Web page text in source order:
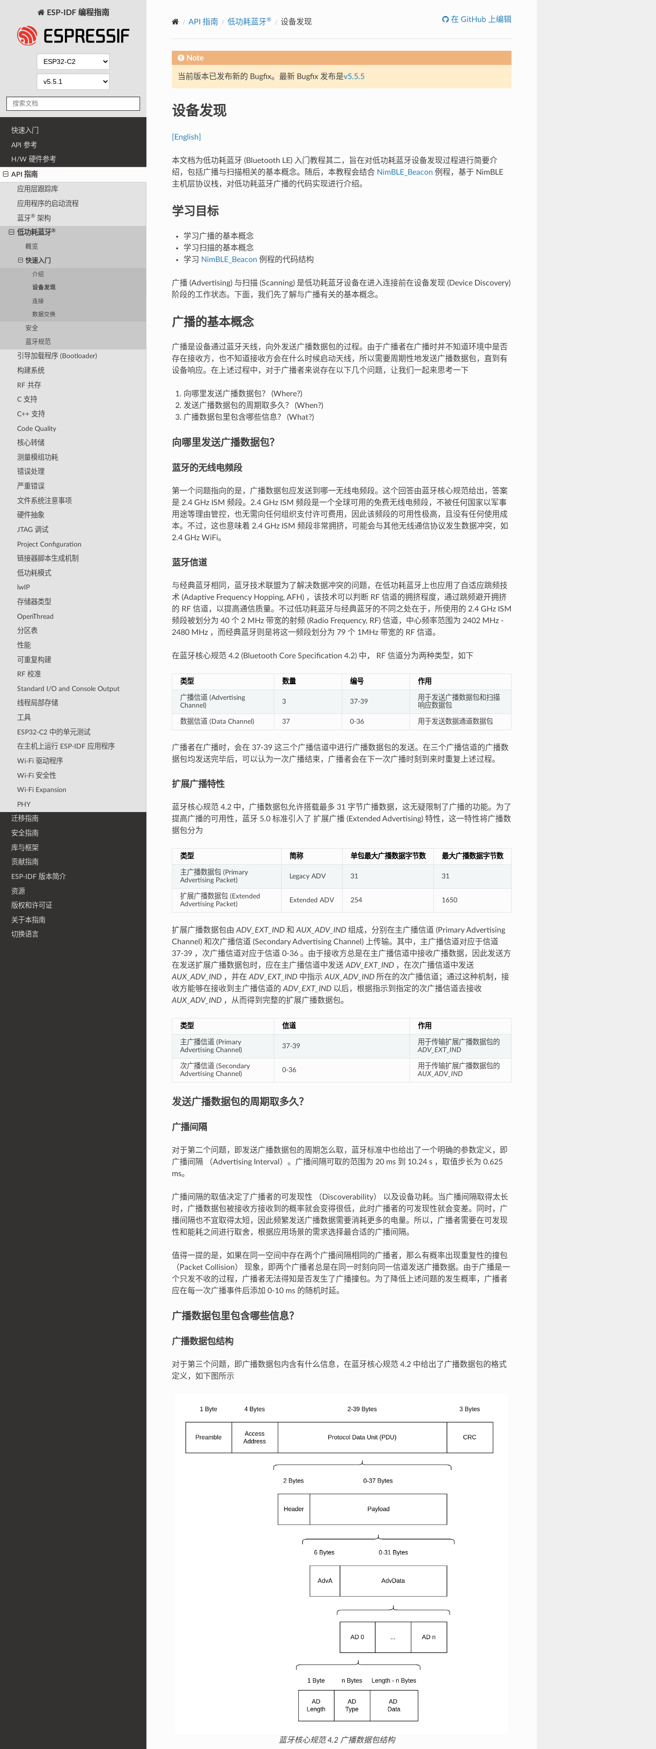
ESP-IDF 编程指南
快速入门
API 参考
H/W 硬件参考
API 指南
应用层跟踪库
应用程序的启动流程
蓝牙®架构
低功耗蓝牙®
概览
快速入门
介绍
设备发现
连接
数据交换
安全
蓝牙规范
引导加载程序 (Bootloader)
构建系统
RF 共存
C 支持
C++ 支持
Code Quality
核心转储
测量模组功耗
错误处理
严重错误
文件系统注意事项
硬件抽象
JTAG 调试
Project Configuration
链接器脚本生成机制
低功耗模式
lwIP
存储器类型
OpenThread
分区表
性能
可重复构建
RF 校准
Standard I/O and Console Output
线程局部存储
工具
ESP32-C2 中的单元测试
在主机上运行 ESP-IDF 应用程序
Wi-Fi 驱动程序
Wi-Fi 安全性
Wi-Fi Expansion
PHY
迁移指南
安全指南
库与框架
贡献指南
ESP-IDF 版本简介
资源
版权和许可证
关于本指南
切换语言
API 指南 低功耗蓝牙® 设备发现 在 GitHub 上编辑
Note
当前版本已发布新的 Bugfix。最新 Bugfix 发布是v5.5.5
设备发现
[English]
本文档为低功耗蓝牙 (Bluetooth LE) 入门教程其二，旨在对低功耗蓝牙设备发现过程进行简要介
绍，包括广播与扫描相关的基本概念。随后，本教程会结合 NimBLE_Beacon 例程，基于 NimBLE
主机层协议栈，对低功耗蓝牙广播的代码实现进行介绍。
学习目标
学习广播的基本概念
学习扫描的基本概念
学习 NimBLE_Beacon 例程的代码结构
广播 (Advertising) 与扫描 (Scanning) 是低功耗蓝牙设备在进入连接前在设备发现 (Device Discovery)
阶段的工作状态。下面，我们先了解与广播有关的基本概念。
广播的基本概念
广播是设备通过蓝牙天线，向外发送广播数据包的过程。由于广播者在广播时并不知道环境中是否
存在接收方，也不知道接收方会在什么时候启动天线，所以需要周期性地发送广播数据包，直到有
设备响应。在上述过程中，对于广播者来说存在以下几个问题，让我们一起来思考一下
向哪里发送广播数据包？ (Where?)
发送广播数据包的周期取多久？ (When?)
广播数据包里包含哪些信息？ (What?)
向哪里发送广播数据包？
蓝牙的无线电频段
第一个问题指向的是，广播数据包应发送到哪一无线电频段。这个回答由蓝牙核心规范给出，答案
是 2.4 GHz ISM 频段。2.4 GHz ISM 频段是一个全球可用的免费无线电频段，不被任何国家以军事
用途等理由管控，也无需向任何组织支付许可费用，因此该频段的可用性极高，且没有任何使用成
本。不过，这也意味着 2.4 GHz ISM 频段非常拥挤，可能会与其他无线通信协议发生数据冲突，如
2.4 GHz WiFi。
蓝牙信道
与经典蓝牙相同，蓝牙技术联盟为了解决数据冲突的问题，在低功耗蓝牙上也应用了自适应跳频技
术 (Adaptive Frequency Hopping, AFH) ，该技术可以判断 RF 信道的拥挤程度，通过跳频避开拥挤
的 RF 信道，以提高通信质量。不过低功耗蓝牙与经典蓝牙的不同之处在于，所使用的 2.4 GHz ISM
频段被划分为 40 个 2 MHz 带宽的射频 (Radio Frequency, RF) 信道，中心频率范围为 2402 MHz -
2480 MHz ，而经典蓝牙则是将这一频段划分为 79 个 1MHz 带宽的 RF 信道。
在蓝牙核心规范 4.2 (Bluetooth Core Specification 4.2) 中， RF 信道分为两种类型，如下
类型 数量 编号 作用
广播信道 (Advertising
Channel)
3 37-39
用于发送广播数据包和扫描
响应数据包
数据信道 (Data Channel) 37 0-36 用于发送数据通道数据包
广播者在广播时，会在 37-39 这三个广播信道中进行广播数据包的发送。在三个广播信道的广播数
据包均发送完毕后，可以认为一次广播结束，广播者会在下一次广播时刻到来时重复上述过程。
扩展广播特性
蓝牙核心规范 4.2 中，广播数据包允许搭载最多 31 字节广播数据，这无疑限制了广播的功能。为了
提高广播的可用性，蓝牙 5.0 标准引入了 扩展广播 (Extended Advertising) 特性，这一特性将广播数
据包分为
类型 简称 单包最大广播数据字节数 最大广播数据字节数
主广播数据包 (Primary
Advertising Packet)
Legacy ADV 31 31
扩展广播数据包 (Extended
Advertising Packet)
Extended ADV 254 1650
扩展广播数据包由 ADV_EXT_IND和 AUX_ADV_IND组成，分别在主广播信道 (Primary Advertising
Channel) 和次广播信道 (Secondary Advertising Channel) 上传输。其中，主广播信道对应于信道
37-39 ，次广播信道对应于信道 0-36 。由于接收方总是在主广播信道中接收广播数据，因此发送方
在发送扩展广播数据包时，应在主广播信道中发送 ADV_EXT_IND，在次广播信道中发送
AUX_ADV_IND，并在 ADV_EXT_IND中指示 AUX_ADV_IND所在的次广播信道；通过这种机制，接
收方能够在接收到主广播信道的 ADV_EXT_IND以后，根据指示到指定的次广播信道去接收
AUX_ADV_IND，从而得到完整的扩展广播数据包。
类型 信道 作用
主广播信道 (Primary
Advertising Channel)
37-39
用于传输扩展广播数据包的
ADV_EXT_IND
次广播信道 (Secondary
Advertising Channel)
0-36
用于传输扩展广播数据包的
AUX_ADV_IND
发送广播数据包的周期取多久？
广播间隔
对于第二个问题，即发送广播数据包的周期怎么取，蓝牙标准中也给出了一个明确的参数定义，即
广播间隔 （Advertising Interval）。广播间隔可取的范围为 20 ms 到 10.24 s ，取值步长为 0.625
ms。
广播间隔的取值决定了广播者的可发现性 （Discoverability） 以及设备功耗。当广播间隔取得太长
时，广播数据包被接收方接收到的概率就会变得很低，此时广播者的可发现性就会变差。同时，广
播间隔也不宜取得太短，因此频繁发送广播数据需要消耗更多的电量。所以，广播者需要在可发现
性和能耗之间进行取舍，根据应用场景的需求选择最合适的广播间隔。
值得一提的是，如果在同一空间中存在两个广播间隔相同的广播者，那么有概率出现重复性的撞包
（Packet Collision） 现象，即两个广播者总是在同一时刻向同一信道发送广播数据。由于广播是一
个只发不收的过程，广播者无法得知是否发生了广播撞包。为了降低上述问题的发生概率，广播者
应在每一次广播事件后添加 0-10 ms 的随机时延。
广播数据包里包含哪些信息？
广播数据包结构
对于第三个问题，即广播数据包内含有什么信息，在蓝牙核心规范 4.2 中给出了广播数据包的格式
定义，如下图所示
蓝牙核心规范 4.2 广播数据包结构